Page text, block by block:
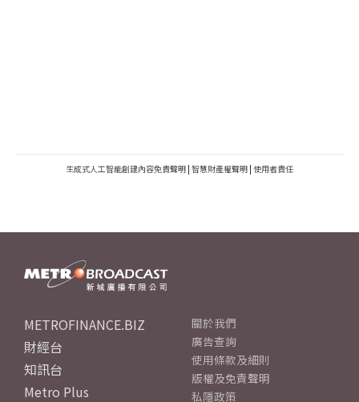
生成式人工智能創建內容免責聲明 | 智慧財產權聲明 | 使用者責任
METROFINANCE.BIZ
財經台
知訊台
Metro Plus
關於我們
廣告查詢
使用條款及細則
版權及免責聲明
私隱政策